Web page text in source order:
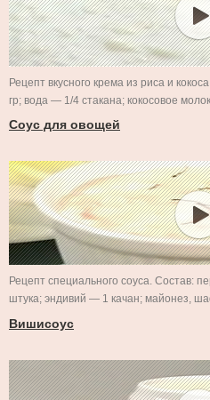
Рецепт вкусного крема из риса и
гр; вода — 1/4 стакана; кокосовое
Соус для овощей
Рецепт специального соуса. Состав:
штука; эндивий — 1 качан; майонез,
Вишисоус